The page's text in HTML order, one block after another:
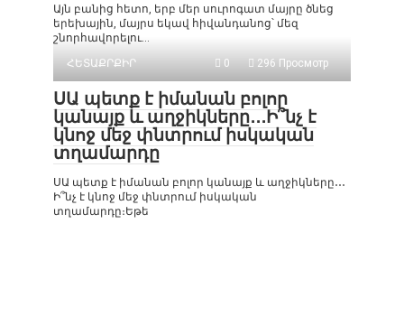
Այն բանից հետո, երբ մեր սուրոգատ մայրը ծնեց
երեխային, մայրս եկավ հիվանդանոց՝ մեզ
շնորհավորելու…
ՀԵՏԱՔՐՔԻՐ
0 296 Просмотр
ՍԱ պետք է իմանան բոլոր
կանայք և աղջիկները․․․Ի՞նչ է
կնոջ մեջ փնտրում իսկական
տղամարդը
ՍԱ պետք է իմանան բոլոր կանայք և աղջիկները․․․
Ի՞նչ է կնոջ մեջ փնտրում իսկական
տղամարդը։Եթե